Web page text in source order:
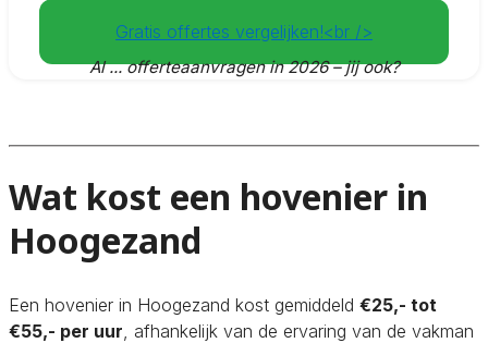
Gratis offertes vergelijken!<br />
Al... offerteaanvragen in 2026 – jij ook?
Wat kost een hovenier in
Hoogezand
Een hovenier in Hoogezand kost gemiddeld €25,- tot
€55,- per uur , afhankelijk van de ervaring van de vakman